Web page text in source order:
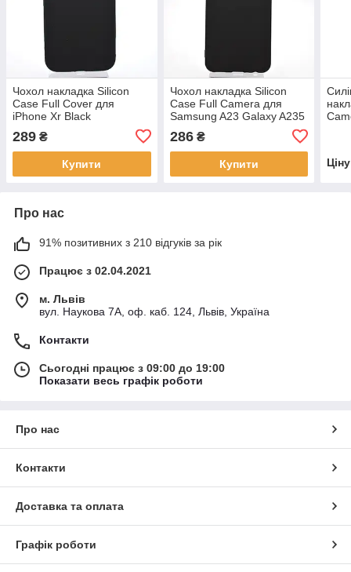
Чохол накладка Silicon
Case Full Cover для
iPhone Xr Black
289 ₴
Купити
Чохол накладка Silicon
Case Full Camera для
Samsung A23 Galaxy A235
286₴
Купити
Про нас
91% позитивних з 210 відгуків за рік
Працює з 02.04.2021
м. Львів
вул. Наукова 7А, оф. каб. 124, Львів, Україна
Контакти
Сьогодні працює з 09:00 до 19:00
Показати весь графік роботи
Про нас
Контакти
Доставка та оплата
Графік роботи